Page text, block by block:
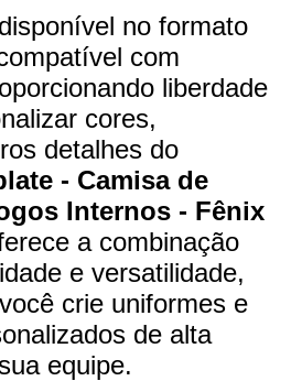
no formato
com
liberdade
cores,
detalhes do
- Camisa de
Internos - Fênix
a combinação
e versatilidade,
crie uniformes e
de alta
equipe.